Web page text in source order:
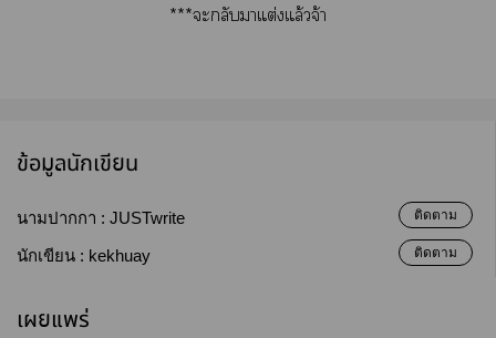
***ะกลับาแต่งแล้วจ้า
ข้อมูลนักเขียน
นามปากกา : JUSTwrite ติดตาม
นักเขียน : kekhuay ติดตาม
เผยแพร่